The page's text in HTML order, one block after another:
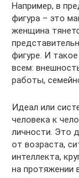
Например, в
фигура – это
женщина
фигуре. И
всем:
работы,
Идеал или
человека к
личности. Это
от возраста,
интеллекта,
на протяжении